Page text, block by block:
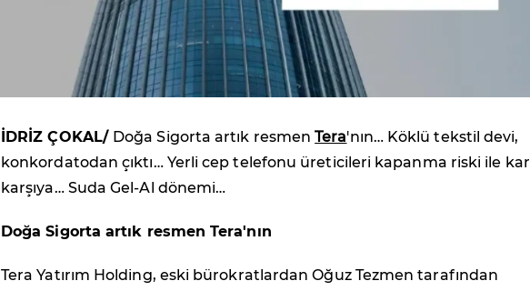
İDRİZ ÇOKAL/ Doğa Sigorta artık resmenTera'nın… Köklü tekstil devi,
konkordatodan çıktı… Yerli cep telefonu üreticileri kapanma riski ile
karşıya… Suda Gel-Al dönemi…
Doğa Sigorta artık resmen Tera'nın
Tera Yatırım Holding, eski bürokratlardan Oğuz Tezmen tarafından